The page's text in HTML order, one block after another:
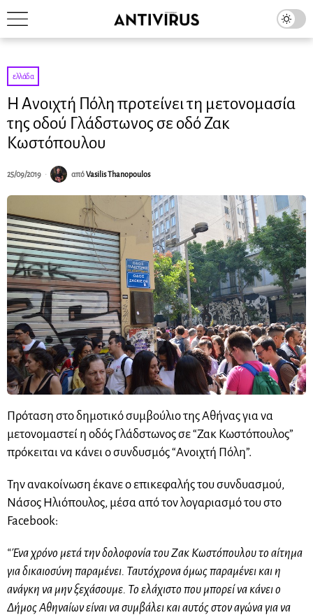
ελλάδα
Η Ανοιχτή Πόλη προτείνει τη μετονομασία
της οδού Γλάδστωνος σε οδό Ζακ
Κωστόπουλου
25/09/2019 απόVasilis Thanopoulos
Πρόταση στο δημοτικό συμβούλιο της Αθήνας για να
μετονομαστεί η οδός Γλάδστωνος σε “Ζακ Κωστόπουλος”
πρόκειται να κάνει ο συνδυσμός “Ανοιχτή Πόλη”.
Την ανακοίνωση έκανε ο επικεφαλής του συνδυασμού,
Νάσος Ηλιόπουλος, μέσα από τον λογαριασμό του στο
Facebook:
“Ένα χρόνο μετά την δολοφονία του Ζακ Κωστόπουλου το αίτημα
για δικαιοσύνη παραμένει. Ταυτόχρονα όμως παραμένει και η
ανάγκη να μην ξεχάσουμε. Το ελάχιστο που μπορεί να κάνει ο
Δήμος Αθηναίων είναι να συμβάλει και αυτός στον αγώνα για να